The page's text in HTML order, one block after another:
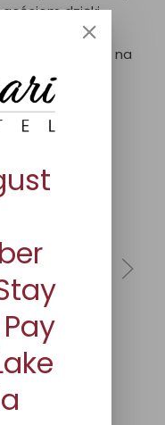
dzięki
można
oraz widok na
które stanowią
dla duszy.